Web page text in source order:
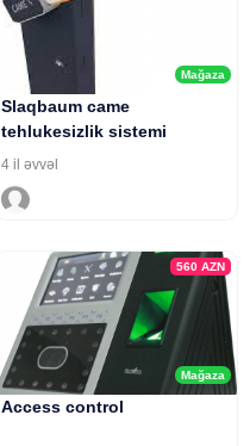
Mağaza
Slaqbaum came
tehlukesizlik sistemi
4 il əvvəl
Mağaza
560 AZN
Access control